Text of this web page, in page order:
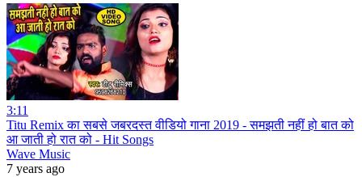
3:11
Titu Remix का सबसे जबरदस्त वीडियो गाना 2019 - समझती नहीं हो बात को
आ जाती हो रात को - Hit Songs
Wave Music
7 years ago